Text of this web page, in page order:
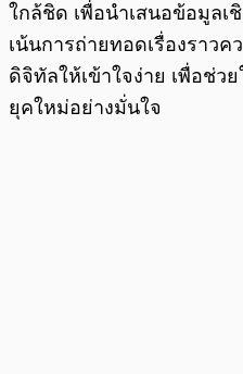
ใกล้ชิด เพื่อนำเสนอข้อมูล
เน้นการถ่ายทอดเรื่องราว
ดิจิทัลให้เข้าใจง่าย เพื่อช่ว
ยุคใหม่อย่างมั่นใจ